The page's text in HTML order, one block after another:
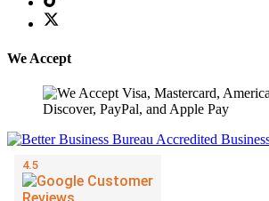
We Accept